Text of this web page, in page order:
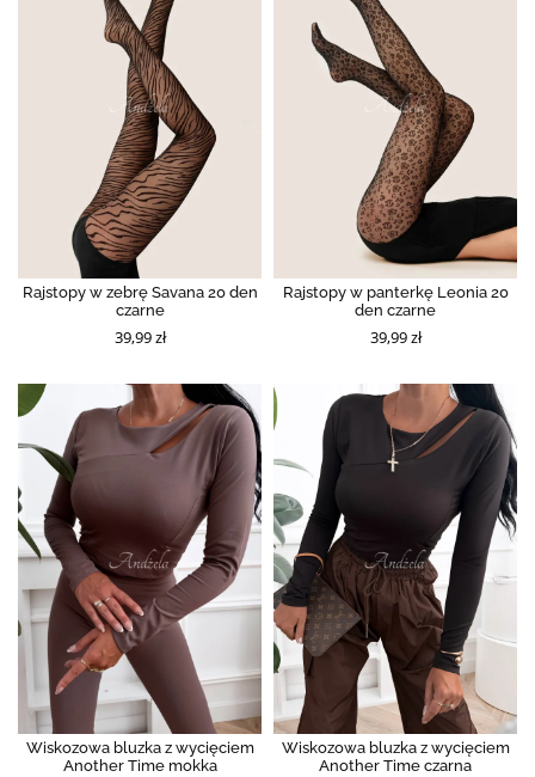
Rajstopy w zebrę Savana 20 den
czarne
39,99 zł
Rajstopy w panterkę Leonia 20
den czarne
39,99 zł
Wiskozowa bluzka z wycięciem
Another Time mokka
Wiskozowa bluzka z wycięciem
Another Time czarna